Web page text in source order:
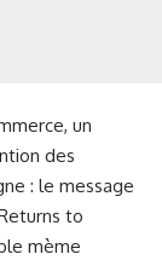
un
des
: le message
to
mème